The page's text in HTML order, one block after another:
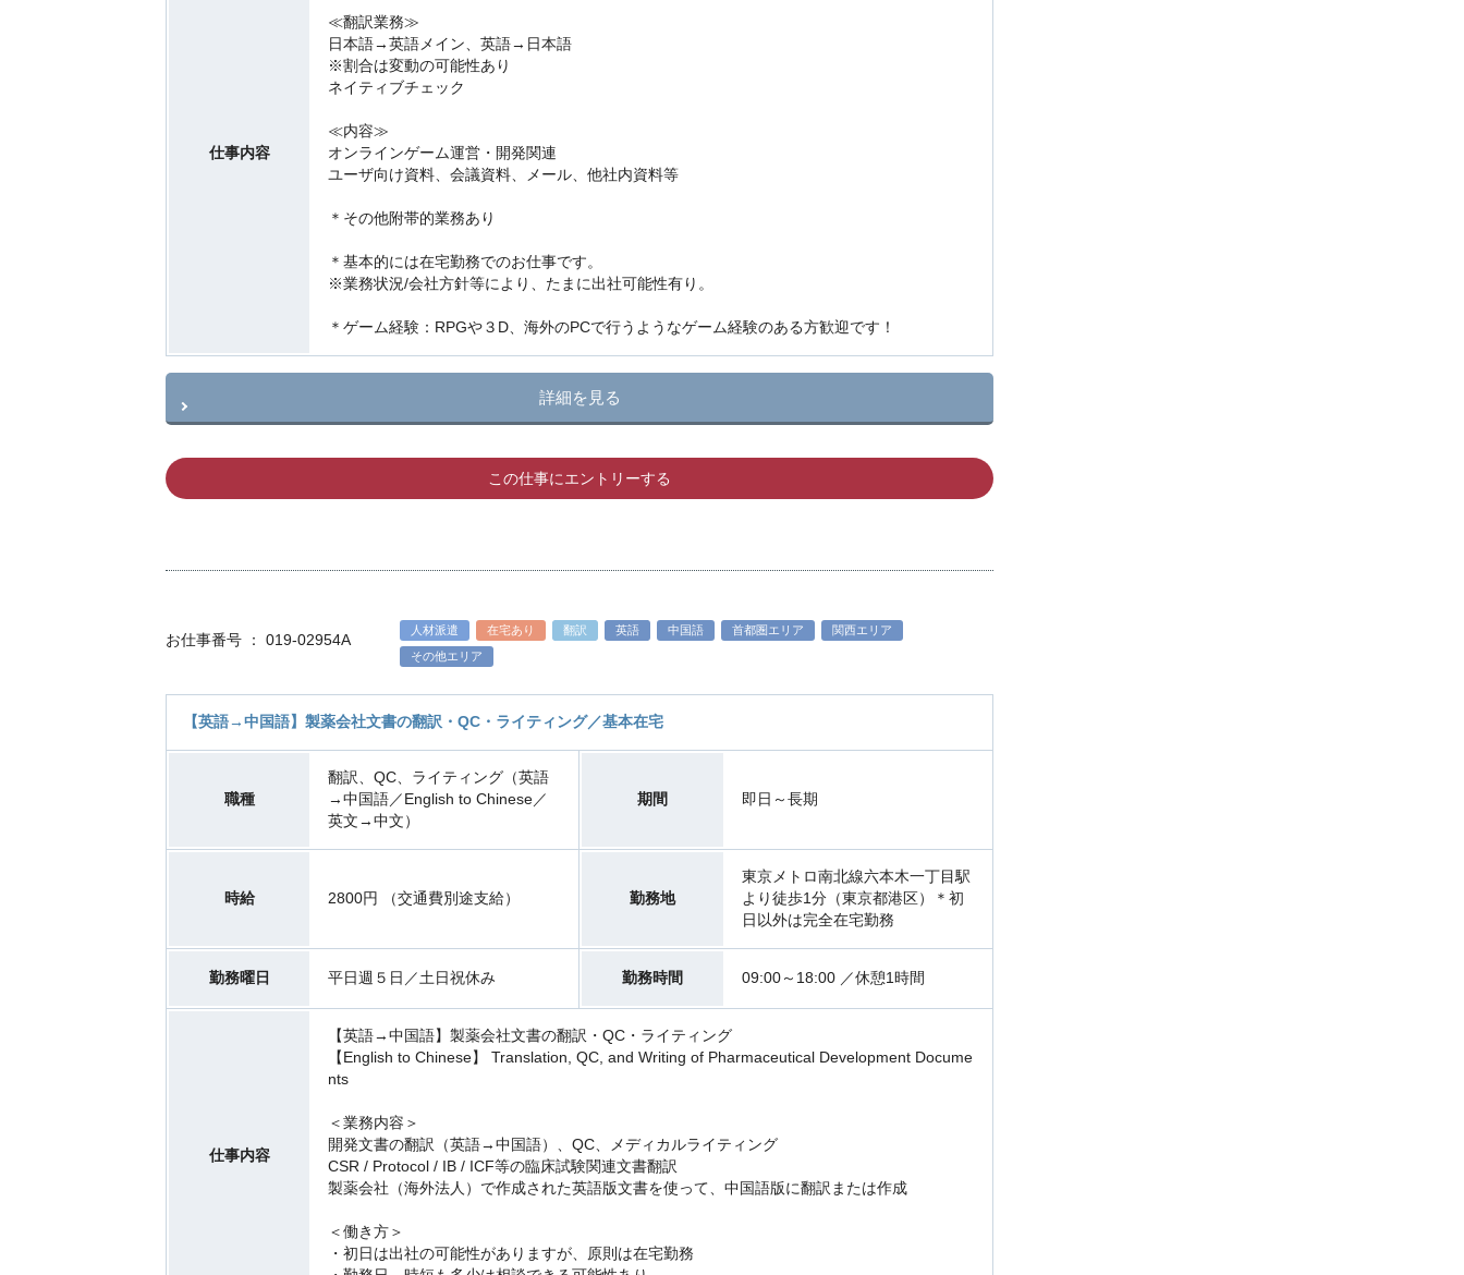
仕事内容
≪翻訳業務≫
日本語→英語メイン、英語→日本語
※割合は変動の可能性あり
ネイティブチェック
≪内容≫
オンラインゲーム運営・開発関連
ユーザ向け資料、会議資料、メール、他社内資料等
＊その他附帯的業務あり
＊基本的には在宅勤務でのお仕事です。
※業務状況/会社方針等により、たまに出社可能性有り。
＊ゲーム経験：RPGや３D、海外のPCで行うようなゲーム経験のある方歓迎です！
詳細を見る
この仕事にエントリーする
お仕事番号 ： 019-02954A
人材派遣 在宅あり 翻訳 英語 中国語 首都圏エリア
関西エリア
その他エリア
【英語→中国語】製薬会社文書の翻訳・QC・ライティング／基本在宅
職種
翻訳、QC、ライティング（英語
→中国語／English to Chinese／
英文→中文）
期間 即日～長期
時給 2800円 （交通費別途支給） 勤務地
東京メトロ南北線六本木一丁目駅
より徒歩1分（東京都港区）＊初
日以外は完全在宅勤務
勤務曜日 平日週５日／土日祝休み 勤務時間 09:00～18:00 ／休憩1時間
仕事内容
【英語→中国語】製薬会社文書の翻訳・QC・ライティング
【English to Chinese】 Translation, QC, and Writing of Pharmaceutical Development Docume
nts
＜業務内容＞
開発文書の翻訳（英語→中国語）、QC、メディカルライティング
CSR / Protocol / IB / ICF等の臨床試験関連文書翻訳
製薬会社（海外法人）で作成された英語版文書を使って、中国語版に翻訳または作成
＜働き方＞
・初日は出社の可能性がありますが、原則は在宅勤務